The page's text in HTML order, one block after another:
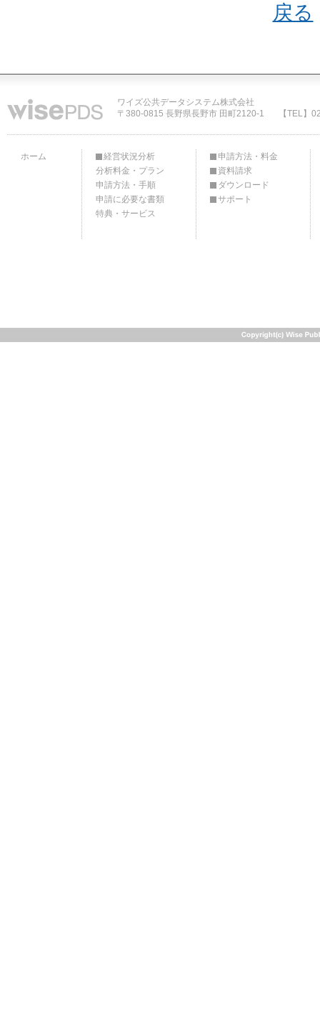
戻る
ワイズ公共データシステム株式会社
〒380-0815 長野県長野市 田町2120-1
【TEL】
ホーム
経営状況分析
分析料金・プラン
申請方法・手順
申請に必要な書類
特典・サービス
申請方法・料金
資料請求
ダウンロード
サポート